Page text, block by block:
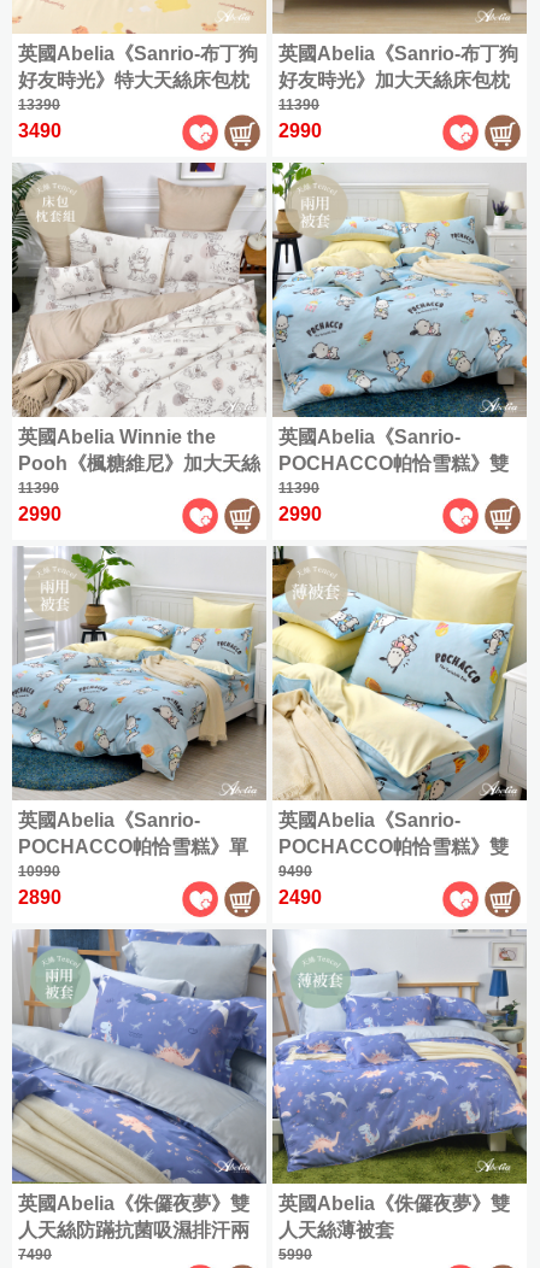
單
人
包
雙
人
(150x186cm)
加
大
(180x186cm)
特
大
(180x210cm)
床
套
組
|
800
織
寸
商
品
|
單
人
包
雙
人
被
加
大
(180x186cm)
特
大
(180x210cm)
|
授
權
天
絲
|
床
包
枕
組
兩
用
被
|
被
套
織
典
藏
天
|
兩
用
被
床
包
|
800
織
典
藏
尺
寸
商
品
|
雙
人
(150x186cm)
加
大
(180x186cm)
(180x210cm)
1000
織
天
絲
|
兩
用
床
包
組
|
1000
織
天
絲
全
尺
寸
商
雙
人
(150x186cm)
加
大
(180x186cm)
特
大
(180x210cm)
天
絲
棉
|
薄
被
套
床
組
純
棉
|
簡
約
素
色
兩
用
被
床
包
組
天
絲
|
簡
約
素
色
英國Abelia《Sanrio-布丁狗
好友時光》特大天絲床包枕
套組
13390
3490
英國Abelia《Sanrio-布丁狗
好友時光》加大天絲床包枕
套組
11390
2990
英國Abelia Winnie the
Pooh《楓糖維尼》加大天絲
床包枕套組
11390
2990
英國Abelia《Sanrio-
POCHACCO帕恰雪糕》雙
人天絲防蹣抗菌吸濕排汗兩
用被
11390
2990
英國Abelia《Sanrio-
POCHACCO帕恰雪糕》單
人天絲防蹣抗菌吸濕排汗兩
用被
10990
2890
英國Abelia《Sanrio-
POCHACCO帕恰雪糕》雙
人天絲被套
9490
2490
英國Abelia《侏儸夜夢》雙
人天絲防蹣抗菌吸濕排汗兩
用被
7490
英國Abelia《侏儸夜夢》雙
人天絲薄被套
5990